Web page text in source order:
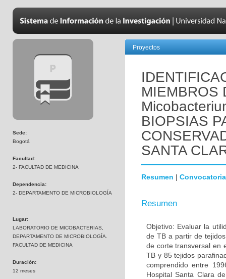
Sede:
Bogotá
Facultad:
2- FACULTAD DE MEDICINA
Dependencia:
2- DEPARTAMENTO DE MICROBIOLOGÍA
Lugar:
LABORATORIO DE MICOBACTERIAS,
DEPARTAMENTO DE MICROBIOLOGÍA.
FACULTAD DE MEDICINA
Duración:
12 meses
Proyectos
MIEMBROS
BIOPSIAS
SANTA
Resumen | Convocatoria
Resumen
Objetivo: Evaluar la
de TB a partir de
de corte transversal en
TB y 85 tejidos
comprendido entre
Hospital Santa Clara